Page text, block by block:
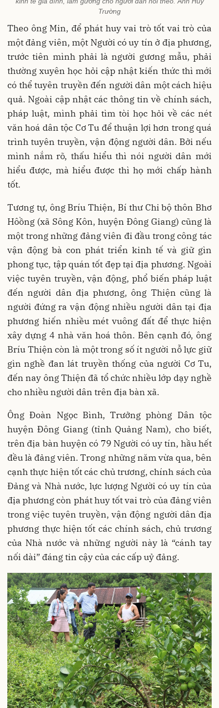
Trường
Theo ông Min, để phát huy vai trò tốt vai trò của
một đảng viên, một Người có uy tín ở địa phương,
trước tiên mình phải là người gương mẫu, phải
thường xuyên học hỏi cập nhật kiến thức thì mới
có thể tuyên truyền đến người dân một cách hiệu
quả. Ngoài cập nhật các thông tin về chính sách,
pháp luật, mình phải tìm tòi học hỏi về các nét
văn hoá dân tộc Cơ Tu để thuận lợi hơn trong quá
trình tuyên truyền, vận động người dân. Bởi nếu
mình nắm rõ, thấu hiểu thì nói người dân mới
hiểu được, mà hiểu được thì họ mới chấp hành
tốt.
Tương tự, ông Bríu Thiện, Bí thư Chi bộ thôn Bhơ
Hôồng (xã Sông Kôn, huyện Đông Giang) cũng là
một trong những đảng viên đi đầu trong công tác
vận động bà con phát triển kinh tế và giữ gìn
phong tục, tập quán tốt đẹp tại địa phương. Ngoài
việc tuyên truyền, vận động, phổ biến pháp luật
đến người dân địa phương, ông Thiện cũng là
người đứng ra vận động nhiều người dân tại địa
phương hiến nhiều mét vuông đất để thực hiện
xây dựng 4 nhà văn hoá thôn. Bên cạnh đó, ông
Bríu Thiện còn là một trong số ít người nỗ lực giữ
gìn nghề đan lát truyền thống của người Cơ Tu,
đến nay ông Thiện đã tổ chức nhiều lớp dạy nghề
cho nhiều người dân trên địa bàn xã.
Ông Đoàn Ngọc Bình, Trưởng phòng Dân tộc
huyện Đông Giang (tỉnh Quảng Nam), cho biết,
trên địa bàn huyện có 79 Người có uy tín, hầu hết
đều là đảng viên. Trong những năm vừa qua, bên
cạnh thực hiện tốt các chủ trương, chính sách của
Đảng và Nhà nước, lực lượng Người có uy tín của
địa phương còn phát huy tốt vai trò của đảng viên
trong việc tuyên truyền, vận động người dân địa
phương thực hiện tốt các chính sách, chủ trương
của Nhà nước và những người này là “cánh tay
nối dài” đáng tin cậy của các cấp uỷ đảng.